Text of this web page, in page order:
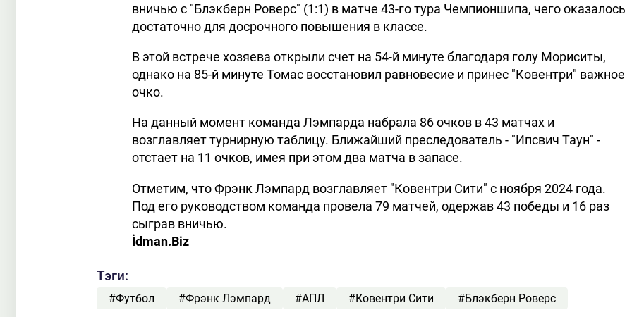
вничью с "Блэкберн Роверс" (1:1) в матче 43-го тура Чемпионшипа, чего оказалось
достаточно для досрочного повышения в классе.
В этой встрече хозяева открыли счет на 54-й минуте благодаря голу Мориситы,
однако на 85-й минуте Томас восстановил равновесие и принес "Ковентри" важное
очко.
На данный момент команда Лэмпарда набрала 86 очков в 43 матчах и
возглавляет турнирную таблицу. Ближайший преследователь - "Ипсвич Таун" -
отстает на 11 очков, имея при этом два матча в запасе.
Отметим, что Фрэнк Лэмпард возглавляет "Ковентри Сити" с ноября 2024 года.
Под его руководством команда провела 79 матчей, одержав 43 победы и 16 раз
сыграв вничью.
İdman.Biz
Тэги:
#Футбол #Фрэнк Лэмпард #АПЛ #Ковентри Сити #Блэкберн Роверс